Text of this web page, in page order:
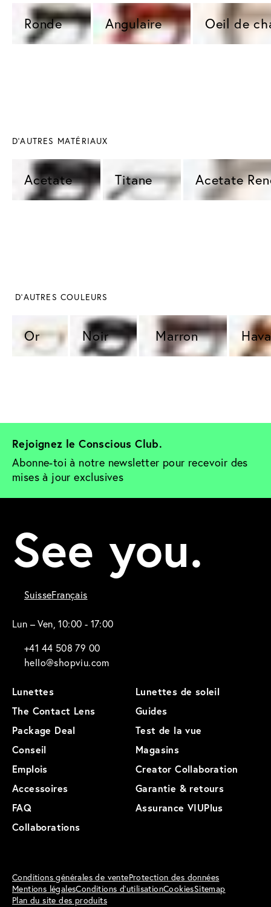
Ronde Angulaire Oeil de
D'AUTRES MATÉRIAUX
Acetate Titane Acetate
D'AUTRES COULEURS
Or Noir Marron
Rejoignez le Conscious Club.
Abonne-toi à notre newsletter pour recevoir des
mises à jour exclusives
See you.
SuisseFrançais
Lun – Ven, 10:00 - 17:00
+41 44 508 79 00
hello@shopviu.com
Lunettes
Lunettes de soleil
The Contact Lens
Guides
Package Deal
Test de la vue
Conseil
Magasins
Emplois
Creator Collaboration
Accessoires
Garantie & retours
FAQ
Assurance VIUPlus
Collaborations
Conditions générales de venteProtection des données
Mentions légalesConditions d'utilisationCookiesSitemap
Plan du site des produits